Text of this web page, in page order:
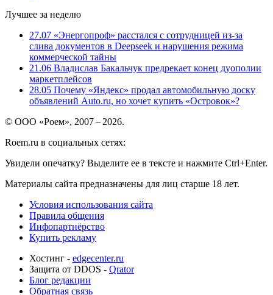
Лучшее за неделю
27.07 «Энергопроф» расстался с сотрудницей из-за
слива документов в Deepseek и нарушения режима
коммерческой тайны
21.06 Владислав Бакальчук предрекает конец дуополии
маркетплейсов
28.05 Почему «Яндекс» продал автомобильную доску
объявлений Auto.ru, но хочет купить «Островок»?
© ООО «Роем», 2007 – 2026.
Roem.ru в социальных сетях:
Увидели опечатку? Выделите ее в тексте и нажмите Ctrl+Enter.
Материалы сайта предназначены для лиц старше 18 лет.
Условия использования сайта
Правила общения
Инфопартнёрство
Купить рекламу
Хостинг - edgecenter.ru
Защита от DDOS - Qrator
Блог редакции
Обратная связь